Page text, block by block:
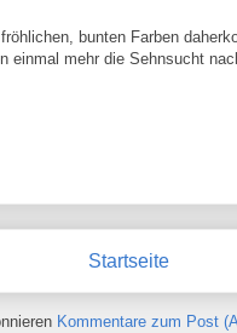
bunten Farben
einmal mehr die Sehnsucht
Startseite
Kommentare zum Post